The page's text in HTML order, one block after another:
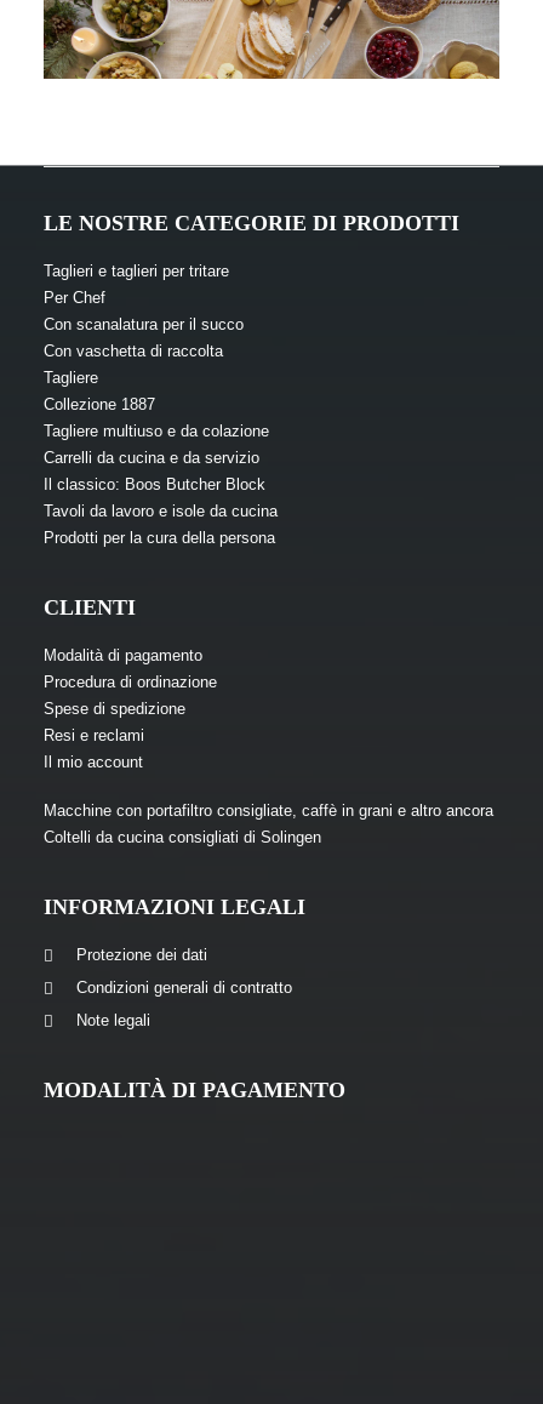
Tagliere multiuso
Da decenni ormai, i cuochi professionisti si
sia nelle dimensioni piccole che in quelle grandi.
LEGGI DI PIÙ
LE NOSTRE CATEGORIE DI PRODOTTI
Taglieri e taglieri per tritare
Per Chef
Con scanalatura per il succo
Con vaschetta di raccolta
Tagliere
Collezione 1887
Tagliere multiuso e da colazione
Carrelli da cucina e da servizio
Il classico: Boos Butcher Block
Tavoli da lavoro e isole da cucina
Prodotti per la cura della persona
CLIENTI
Modalità di pagamento
Procedura di ordinazione
Spese di spedizione
Resi e reclami
Il mio account
Macchine con portafiltro consigliate, caffè in grani e altro ancora
Coltelli da cucina consigliati di Solingen
INFORMAZIONI LEGALI
Protezione dei dati
Condizioni generali di contratto
Note legali
MODALITÀ DI PAGAMENTO